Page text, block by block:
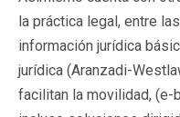
la práctica legal, entre
información jurídica
jurídica (Aranzadi-
facilitan la movilidad, (e-